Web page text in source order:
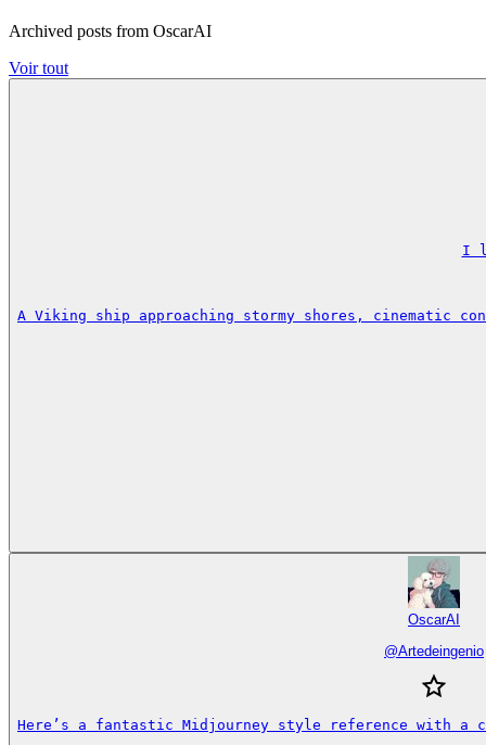
Archived posts from OscarAI
Voir tout
I
A Viking ship approaching stormy shores, cinematic
OscarAI
@Artedeingenio
Here’s a fantastic Midjourney style reference with